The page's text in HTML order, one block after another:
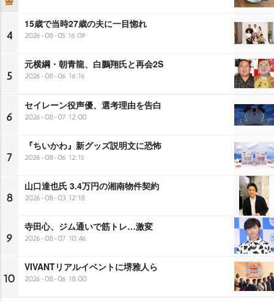
4
15歳で当時27歳の夫に一目惚れ
2026-08-05 16:09
5
元横綱・朝青龍、白鵬翔氏と再会2S
2026-08-06 16:16
6
セイレーン役声優、選考理由を告白
2026-08-07 12:00
7
『ちいかわ』新グッズ説明文に恐怖
2026-08-06 12:15
8
山口達也氏 3.4万円の湘南物件契約
2026-08-03 12:18
9
寺田心、ジム通いで筋トレ…激変
2026-08-07 10:46
10
VIVANTリアルイベントに堺雅人ら
2026-08-06 18:00